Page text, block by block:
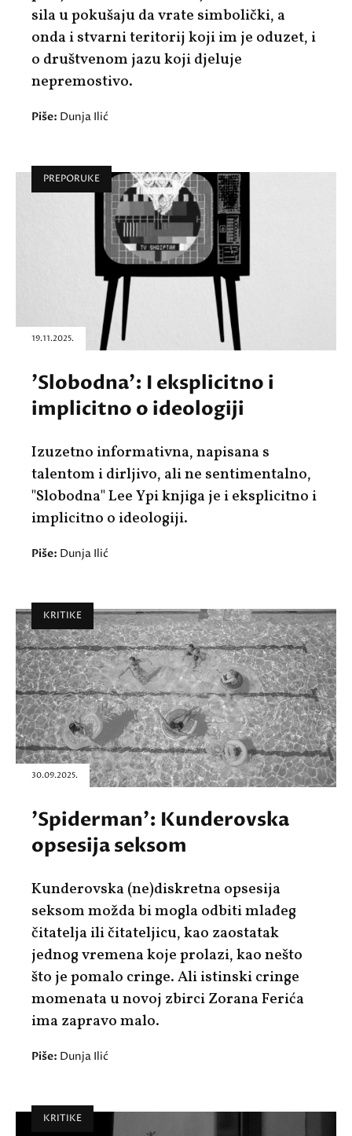
sila u pokušaju da vrate simbolički, a
onda i stvarni teritorij koji im je oduzet, i
o društvenom jazu koji djeluje
nepremostivo.
Piše: Dunja Ilić
PREPORUKE
19.11.2025.
'Slobodna': I eksplicitno i
implicitno o ideologiji
Izuzetno informativna, napisana s
talentom i dirljivo, ali ne sentimentalno,
"Slobodna" Lee Ypi knjiga je i eksplicitno i
implicitno o ideologiji.
Piše: Dunja Ilić
KRITIKE
30.09.2025.
'Spiderman': Kunderovska
opsesija seksom
Kunderovska (ne)diskretna opsesija
seksom možda bi mogla odbiti mlađeg
čitatelja ili čitateljicu, kao zaostatak
jednog vremena koje prolazi, kao nešto
što je pomalo cringe. Ali istinski cringe
momenata u novoj zbirci Zorana Ferića
ima zapravo malo.
Piše: Dunja Ilić
KRITIKE